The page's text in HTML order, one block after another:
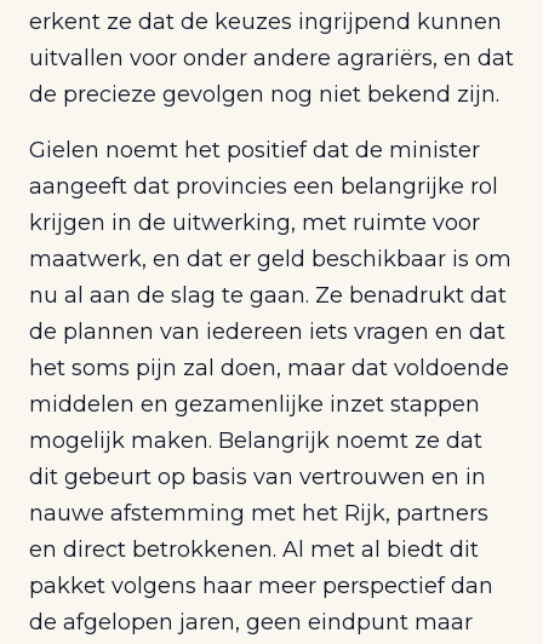
erkent ze dat de keuzes ingrijpend kunnen
uitvallen voor onder andere agrariërs, en dat
de precieze gevolgen nog niet bekend zijn.
Gielen noemt het positief dat de minister
aangeeft dat provincies een belangrijke rol
krijgen in de uitwerking, met ruimte voor
maatwerk, en dat er geld beschikbaar is om
nu al aan de slag te gaan. Ze benadrukt dat
de plannen van iedereen iets vragen en dat
het soms pijn zal doen, maar dat voldoende
middelen en gezamenlijke inzet stappen
mogelijk maken. Belangrijk noemt ze dat
dit gebeurt op basis van vertrouwen en in
nauwe afstemming met het Rijk, partners
en direct betrokkenen. Al met al biedt dit
pakket volgens haar meer perspectief dan
de afgelopen jaren, geen eindpunt maar